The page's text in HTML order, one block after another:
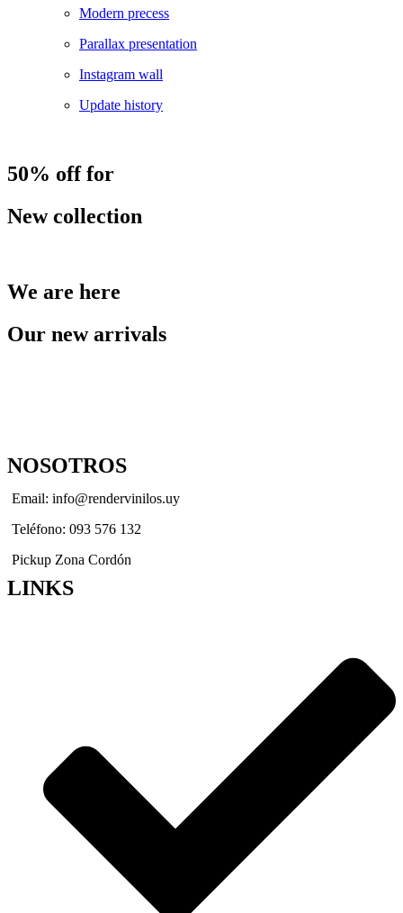
Modern precess
Parallax presentation
Instagram wall
Update history
50% off for
New collection
We are here
Our new arrivals
NOSOTROS
Email: info@rendervinilos.uy
Teléfono: 093 576 132
Pickup Zona Cordón
LINKS